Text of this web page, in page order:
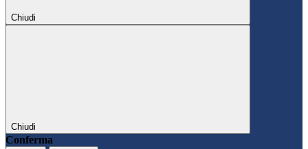
Chiudi
Chiudi
Conferma